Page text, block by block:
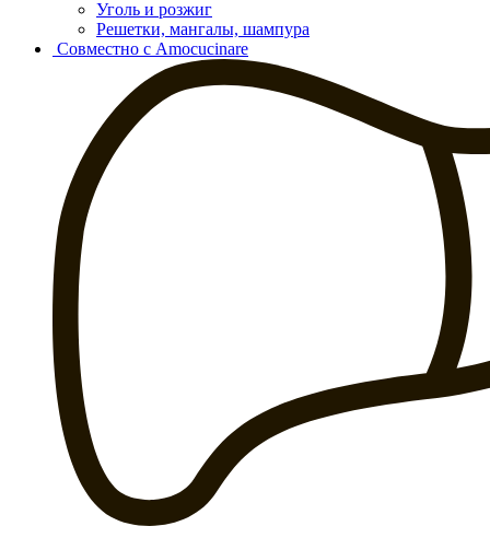
Уголь и розжиг
Решетки, мангалы, шампура
Совместно с Amocucinare